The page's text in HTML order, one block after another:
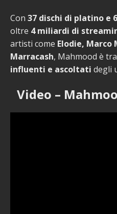
Con 37 dischi di platino e
oltre 4 miliardi di
artisti come Elodie, Marco
Marracash, Mahmood è
influenti e ascoltati degli
Video –